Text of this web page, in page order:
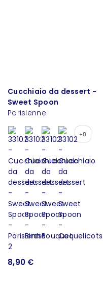
Cucchiaio da dessert -
Sweet Spoon
Parisienne
+8
8,90 €